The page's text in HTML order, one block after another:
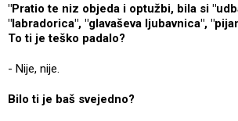
"Pratio te niz objeda i optužbi, bila si
"labradorica", "glavaševa ljubavnica",
To ti je teško padalo?
- Nije, nije.
Bilo ti je baš svejedno?